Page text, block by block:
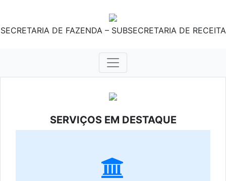
SECRETARIA DE FAZENDA – SUBSECRETARIA DE RECEITA
SERVIÇOS EM DESTAQUE